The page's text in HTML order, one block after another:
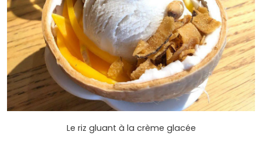
Le riz gluant à la crème glacée